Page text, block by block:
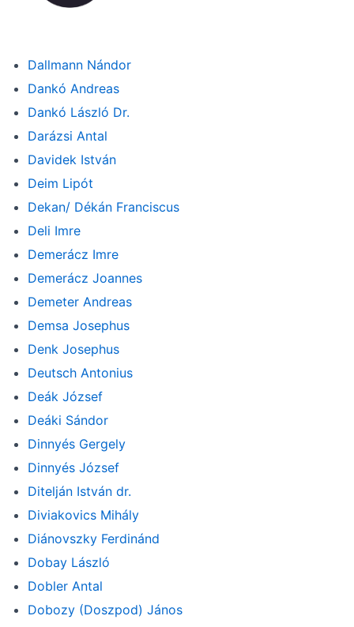
Dallmann Nándor
Dankó Andreas
Dankó László Dr.
Darázsi Antal
Davidek István
Deim Lipót
Dekan/ Dékán Franciscus
Deli Imre
Demerácz Imre
Demerácz Joannes
Demeter Andreas
Demsa Josephus
Denk Josephus
Deutsch Antonius
Deák József
Deáki Sándor
Dinnyés Gergely
Dinnyés József
Ditelján István dr.
Diviakovics Mihály
Diánovszky Ferdinánd
Dobay László
Dobler Antal
Dobozy (Doszpod) János